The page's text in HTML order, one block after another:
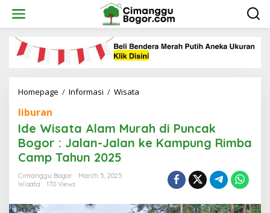
content
Homepage / Informasi / Wisata
Murah
di
Puncak
Kampung
liburan
Ide Wisata Alam Murah di Puncak
Bogor : Jalan-Jalan ke Kampung Rimba
Camp Tahun 2025
Cimanggu Bogor
March 5, 2025
Wisata
170 Views